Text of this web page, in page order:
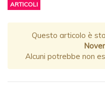
ARTICOLI
Questo articolo è
Alcuni potrebbe non